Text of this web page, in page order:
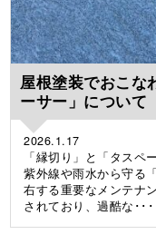
屋根塗装でおこな
ーサー」について
2026.1.17
「縁切り」と「タスペ
紫外線や雨水から守る
右する重要なメンテナ
されており、過酷な･･･